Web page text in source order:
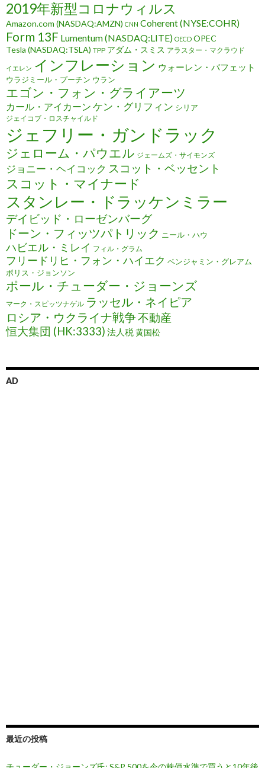
2019年新型コロナウィルス
Amazon.com (NASDAQ:AMZN) CNN Coherent (NYSE:COHR)
Form 13F Lumentum (NASDAQ:LITE) OECD OPEC
Tesla (NASDAQ:TSLA) TPP アダム・スミス アラスター・マクラウド
イエレン インフレーション ウォーレン・バフェット
ウラジミール・プーチン ウラン
エゴン・フォン・グライアーツ
カール・アイカーン ケン・グリフィン シリア
ジェイコブ・ロスチャイルド
ジェフリー・ガンドラック
ジェローム・パウエル ジェームズ・サイモンズ
ジョニー・ヘイコック スコット・ベッセント
スコット・マイナード
スタンレー・ドラッケンミラー
デイビッド・ローゼンバーグ
ドーン・フィッツパトリック ニール・ハウ
ハビエル・ミレイ フィル・グラム
フリードリヒ・フォン・ハイエク ベンジャミン・グレアム
ボリス・ジョンソン
ポール・チューダー・ジョーンズ
マーク・スピッツナゲル ラッセル・ネイピア
ロシア・ウクライナ戦争不動産
恒大集団 (HK:3333) 法人税黄国松
AD
最近の投稿